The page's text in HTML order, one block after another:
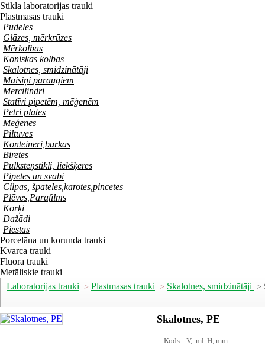
Stikla laboratorijas trauki
Plastmasas trauki
Pudeles
Glāzes, mērkrūzes
Mērkolbas
Koniskas kolbas
Skalotnes, smidzinātāji
Maisiņi paraugiem
Mērcilindri
Statīvi pipetēm, mēģenēm
Petri plates
Mēģenes
Piltuves
Konteineri,burkas
Biretes
Pulksteņstikli, liekšķeres
Pipetes un svābi
Cilpas, špateles,karotes,pincetes
Plēves,Parafilms
Korķi
Dažādi
Piestas
Porcelāna un korunda trauki
Kvarca trauki
Fluora trauki
Metāliskie trauki
Laboratorijas trauki > Plastmasas trauki > Skalotnes, smidzinātāji >
Skalotnes, PE
Коds V, ml H, mm